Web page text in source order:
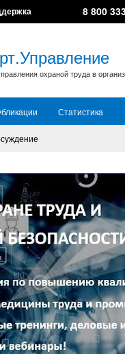
8 800
охраной труда в
Статистика